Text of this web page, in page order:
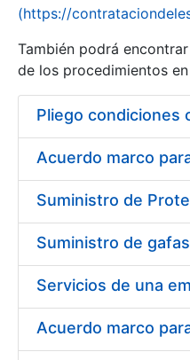
Mostra/Amaga
(https://
También podrá
de los procedimientos en